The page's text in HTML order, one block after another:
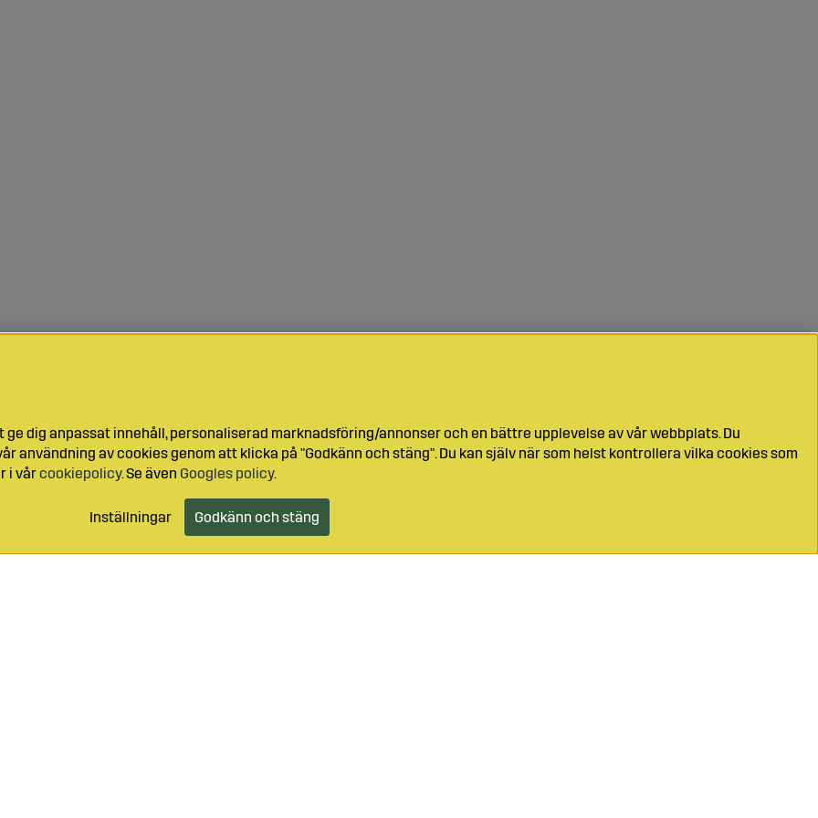
dig anpassat innehåll, personaliserad marknadsföring/annonser och en bättre upplevelse av vår webbplats. Du
av cookies genom att klicka på "Godkänn och stäng". Du kan själv när som helst kontrollera vilka cookies som
i vårcookiepolicy. Se även Googles policy.
Inställningar Godkänn och stäng